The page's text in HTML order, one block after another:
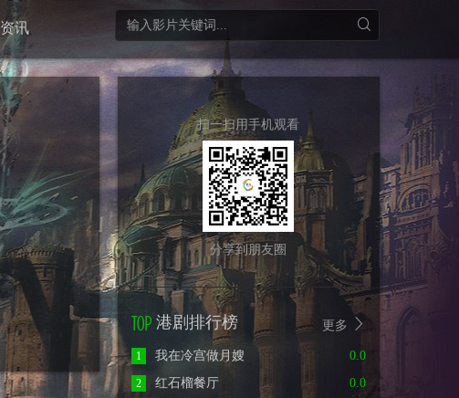
资讯
扫一扫用手机观看
分享到朋友圈
更多
港剧排行榜
0.0
1
我在冷宫做月嫂
0.0
2
红石榴餐厅